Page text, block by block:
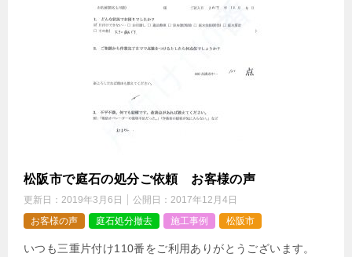
松阪市で庭石の処分ご依頼 お客様の声
更新日： 2019年3月6日 公開日： 2017年12月4日
お客様の声
庭石処分撤去 施工事例 松阪市
いつも三重片付け110番をご利用ありがとうございます。